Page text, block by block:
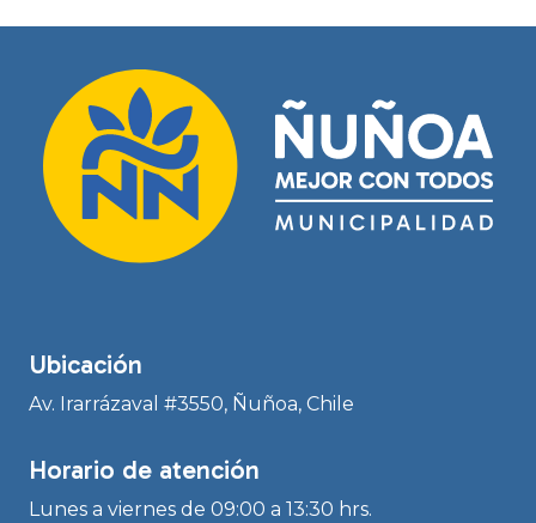
Ubicación
Av. Irarrázaval #3550, Ñuñoa, Chile
Horario de atención
Lunes a viernes de 09:00 a 13:30 hrs.